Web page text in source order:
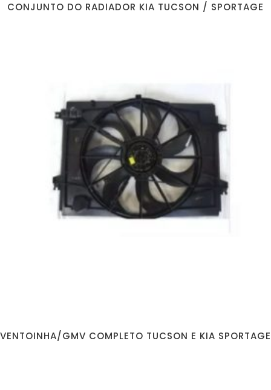
CONJUNTO DO RADIADOR KIA TUCSON / SPORTAGE
VENTOINHA/GMV COMPLETO TUCSON E KIA SPORTAGE